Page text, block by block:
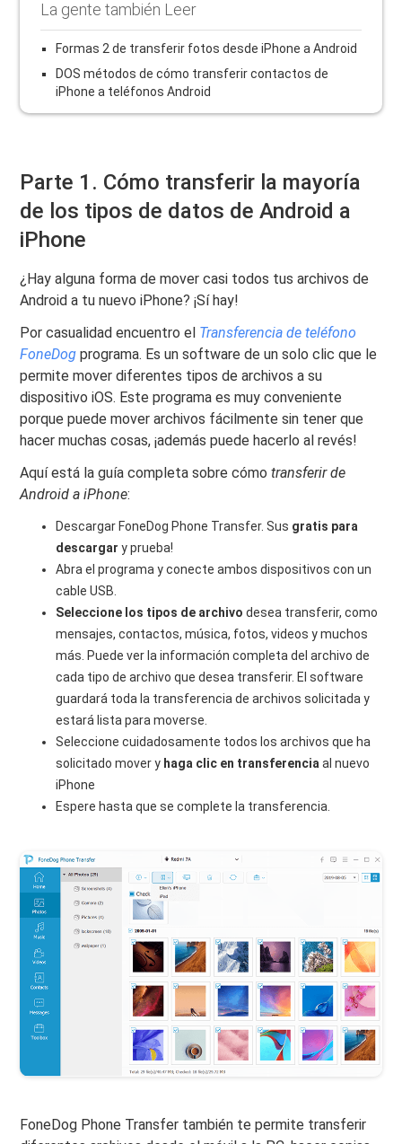
La gente también Leer
Formas 2 de transferir fotos desde iPhone a Android
DOS métodos de cómo transferir contactos de
iPhone a teléfonos Android
Parte 1. Cómo transferir la mayoría
de los tipos de datos de Android a
iPhone
¿Hay alguna forma de mover casi todos tus archivos de
Android a tu nuevo iPhone? ¡Sí hay!
Por casualidad encuentro el Transferencia de teléfono
FoneDog programa. Es un software de un solo clic que le
permite mover diferentes tipos de archivos a su
dispositivo iOS. Este programa es muy conveniente
porque puede mover archivos fácilmente sin tener que
hacer muchas cosas, ¡además puede hacerlo al revés!
Aquí está la guía completa sobre cómotransferir de
Android a iPhone:
Descargar FoneDog Phone Transfer. Sus gratis para
descargar y prueba!
Abra el programa y conecte ambos dispositivos con un
cable USB.
Seleccione los tipos de archivo desea transferir, como
mensajes, contactos, música, fotos, videos y muchos
más. Puede ver la información completa del archivo de
cada tipo de archivo que desea transferir. El software
guardará toda la transferencia de archivos solicitada y
estará lista para moverse.
Seleccione cuidadosamente todos los archivos que ha
solicitado mover y haga clic en transferencia al nuevo
iPhone
Espere hasta que se complete la transferencia.
FoneDog Phone Transfer también te permite transferir